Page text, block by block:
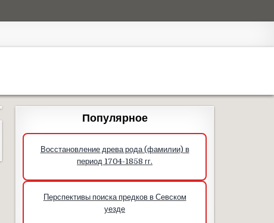
Популярное
Восстановление древа рода (фамилии) в
период 1704-1858 гг.
Перспективы поиска предков в Севском
уезде